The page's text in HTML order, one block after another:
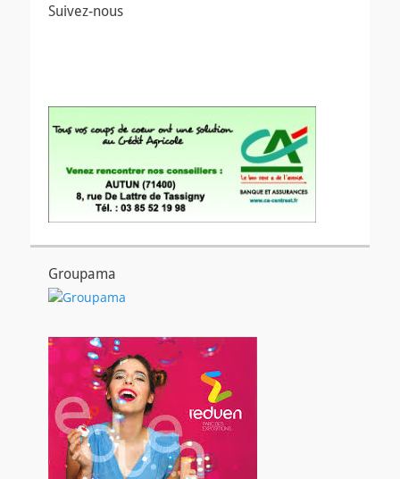
Suivez-nous
Groupama